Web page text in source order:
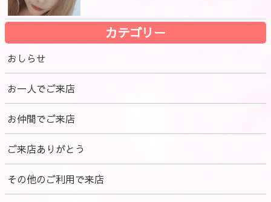
カテゴリー
おしらせ
お一人でご来店
お仲間でご来店
ご来店ありがとう
その他のご利用で来店